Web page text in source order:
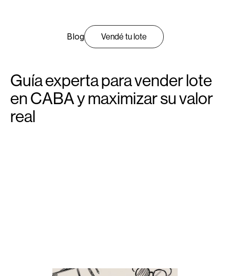
Blog Vendé tu lote
Guía experta para vender lote
en CABA y maximizar su valor
real